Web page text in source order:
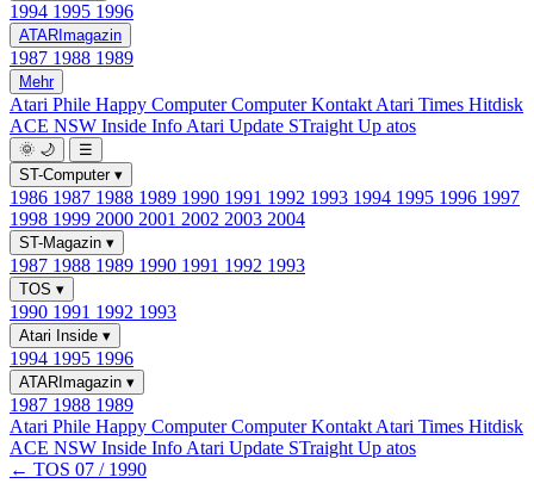
1994 1995 1996
ATARImagazin
1987 1988 1989
Mehr
Atari Phile Happy ComputerComputer Kontakt Atari Times Hitdisk
ACE NSW Inside Info Atari Update STraight Up atos
🌞 🌙
☰
ST-Computer ▾
1986 1987 1988 1989 1990 1991 1992 1993 1994 1995 1996 1997
1998 1999 2000 2001 2002 2003 2004
ST-Magazin ▾
1987 1988 1989 1990 1991 1992 1993
TOS ▾
1990 1991 1992 1993
Atari Inside ▾
1994 1995 1996
ATARImagazin ▾
1987 1988 1989
Atari Phile Happy ComputerComputer Kontakt Atari Times Hitdisk
ACE NSW Inside Info Atari Update STraight Up atos
← TOS 07 / 1990